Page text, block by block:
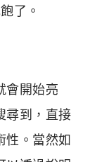
了。
會開始亮
尋到，直接
性。當然如